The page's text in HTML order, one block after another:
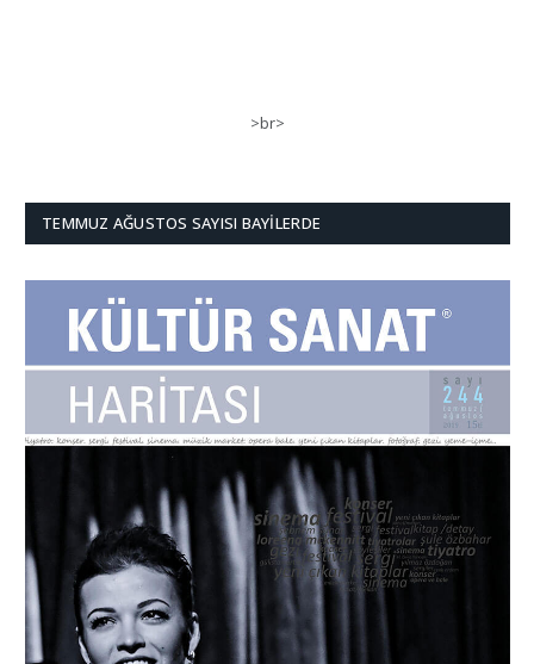
>br>
TEMMUZ AĞUSTOS SAYISI BAYILERDE